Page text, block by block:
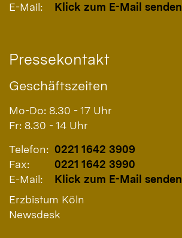
E-Mail:
Klick zum E-Mail senden
Pressekontakt
Geschäftszeiten
Mo-Do: 8.30 - 17 Uhr
Fr: 8.30 - 14 Uhr
Telefon: 0221 1642 3909
Fax:
0221 1642 3990
E-Mail:
Klick zum E-Mail senden
Erzbistum Köln
Newsdesk